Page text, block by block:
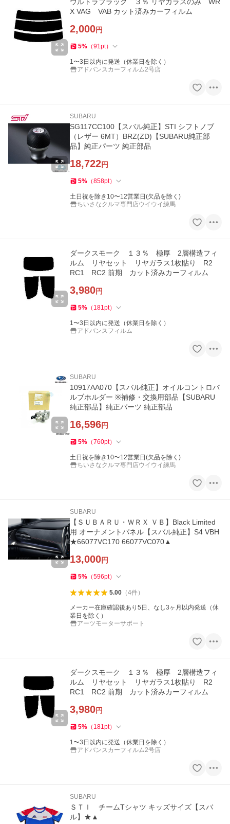
X VAG VAB カット済みカーフィルム
2,000円
5% （91pt）
1〜3日以内に発送（休業日を除く）
アドバンスカーフィルム2号店
SUBARU
SG117CC100【スバル純正】STI シフトノブ
（レザー 6MT）BRZ(ZD)【SUBARU純正部
品】純正パーツ 純正部品
18,722円
5% （858pt）
土日祝を除き10〜12営業日(欠品を除く)
ちいさなクルマ専門店ウイウイ練馬
ダークスモーク １３％ 極厚 2層構造フィ
ルム リヤセット リヤガラス1枚貼り R2
RC1 RC2 前期 カット済みカーフィルム
3,980円
5% （ 181pt）
1〜3日以内に発送（休業日を除く）
アドバンスフィルム
SUBARU
10917AA070【スバル純正】オイルコントロバ
ルブホルダー ※補修・交換用部品【SUBARU
純正部品】純正パーツ 純正部品
16,596円
5% （760pt）
土日祝を除き10〜12営業日(欠品を除く)
ちいさなクルマ専門店ウイウイ練馬
SUBARU
【ＳＵＢＡＲＵ・ＷＲＸ ＶＢ】Black Limited
用 オーナメントパネル【スバル純正】S4 VBH
★66077VC170 66077VC070▲
13,000円
5% （596pt）
5.00（4件）
メーカー在庫確認後あり5日、なし3ヶ月以内発送（休
業日を除く）
アーツモーターサポート
ダークスモーク １３％ 極厚 2層構造フィ
ルム リヤセット リヤガラス1枚貼り R2
RC1 RC2 前期 カット済みカーフィルム
3,980円
5% （ 181pt）
1〜3日以内に発送（休業日を除く）
アドバンスカーフィルム2号店
SUBARU
ＳＴＩ チームTシャツ キッズサイズ【スバ
ル】★▲